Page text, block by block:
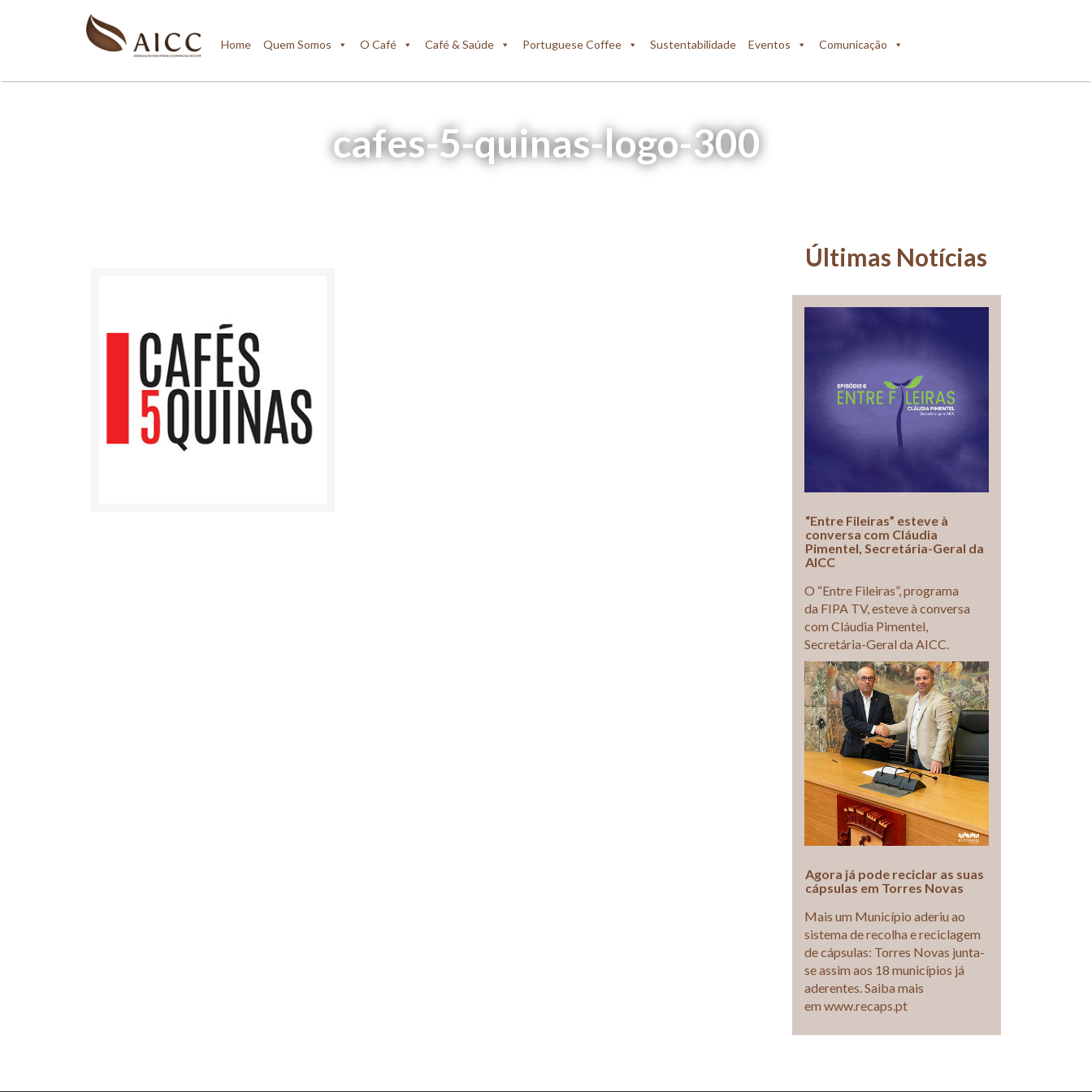
Home Quem Somos O Café Café & Saúde Portuguese Coffee Sustentabilidade Eventos Comunicação
cafes-5-quinas-logo-300
Últimas Notícias
“Entre Fileiras” esteve à
conversa com Cláudia
Pimentel, Secretária-Geral da
AICC
O “Entre Fileiras”, programa
da FIPA TV, esteve à conversa
com Cláudia Pimentel,
Secretária-Geral da AICC.
Agora já pode reciclar as suas
cápsulas em Torres Novas
Mais um Município aderiu ao
sistema de recolha e reciclagem
de cápsulas: Torres Novas junta-
se assim aos 18 municípios já
aderentes. Saiba mais
em www.recaps.pt